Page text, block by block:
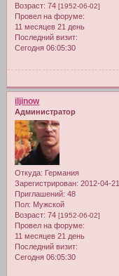
Возраст: 74[1952-06-02]
Провел на форуме:
11 месяцев 21 день
Последний визит:
Сегодня 06:05:30
iljinow
Администратор
Откуда: Германия
Зарегистрирован: 2012-04-21
Приглашений: 48
Пол: Мужской
Возраст: 74[1952-06-02]
Провел на форуме:
11 месяцев 21 день
Последний визит:
Сегодня 06:05:30